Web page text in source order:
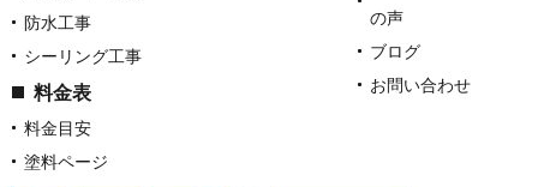
防水工事
シーリング工事
料金表
料金目安
塗料ページ
の声
ブログ
お問い合わせ